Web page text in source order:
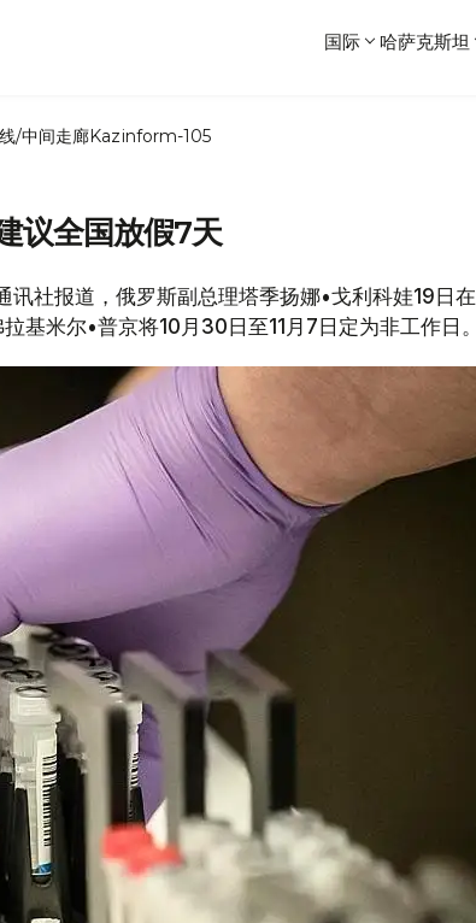
国际 哈萨克斯坦
/中间走廊Kazinform-105
议全国放假7天
社报道，俄罗斯副总理塔季扬娜•戈利科娃19日在
基米尔•普京将10月30日至11月7日定为非工作日。